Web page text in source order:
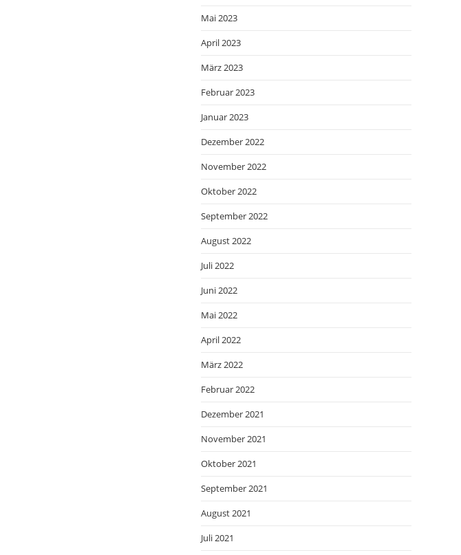
Mai 2023
April 2023
März 2023
Februar 2023
Januar 2023
Dezember 2022
November 2022
Oktober 2022
September 2022
August 2022
Juli 2022
Juni 2022
Mai 2022
April 2022
März 2022
Februar 2022
Dezember 2021
November 2021
Oktober 2021
September 2021
August 2021
Juli 2021